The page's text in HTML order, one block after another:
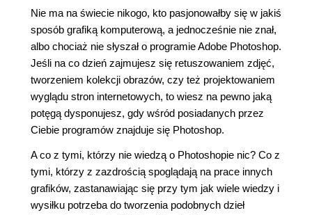
Nie ma na świecie nikogo, kto pasjonowałby się w jakiś
sposób grafiką komputerową, a jednocześnie nie znał,
albo chociaż nie słyszał o programie Adobe Photoshop.
Jeśli na co dzień zajmujesz się retuszowaniem zdjęć,
tworzeniem kolekcji obrazów, czy też projektowaniem
wyglądu stron internetowych, to wiesz na pewno jaką
potęgą dysponujesz, gdy wśród posiadanych przez
Ciebie programów znajduje się Photoshop.
A co z tymi, którzy nie wiedzą o Photoshopie nic? Co z
tymi, którzy z zazdrością spoglądają na prace innych
grafików, zastanawiając się przy tym jak wiele wiedzy i
wysiłku potrzeba do tworzenia podobnych dzieł